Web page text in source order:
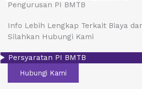
Pengurusan PI BMTB
Info Lebih Lengkap Terkait Biaya
Silahkan Hubungi Kami
Persyaratan PI BMTB
Hubungi Kami